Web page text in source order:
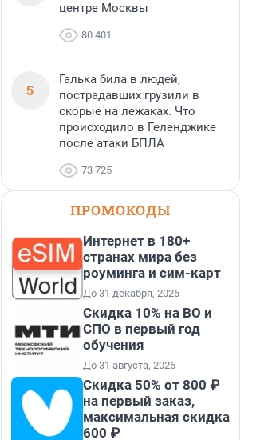
центре Москвы
80 401
5
Галька била в людей,
пострадавших грузили в
скорые на лежаках. Что
происходило в Геленджике
после атаки БПЛА
73 725
ПРОМОКОДЫ
Интернет в 180+
странах мира без
роуминга и сим-карт
До 31 декабря, 2026
Скидка 10% на ВО и
СПО в первый год
обучения
До 31 августа, 2026
Скидка 50% от 800 ₽
на первый заказ,
максимальная скидка
600 ₽